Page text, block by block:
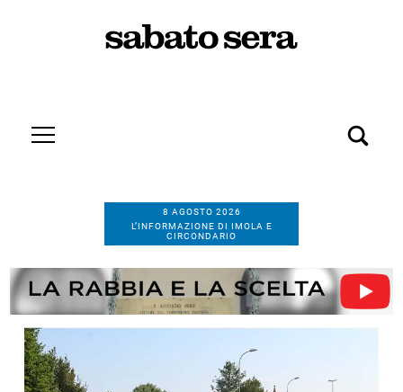
8 AGOSTO 2026
L’INFORMAZIONE DI IMOLA E
CIRCONDARIO